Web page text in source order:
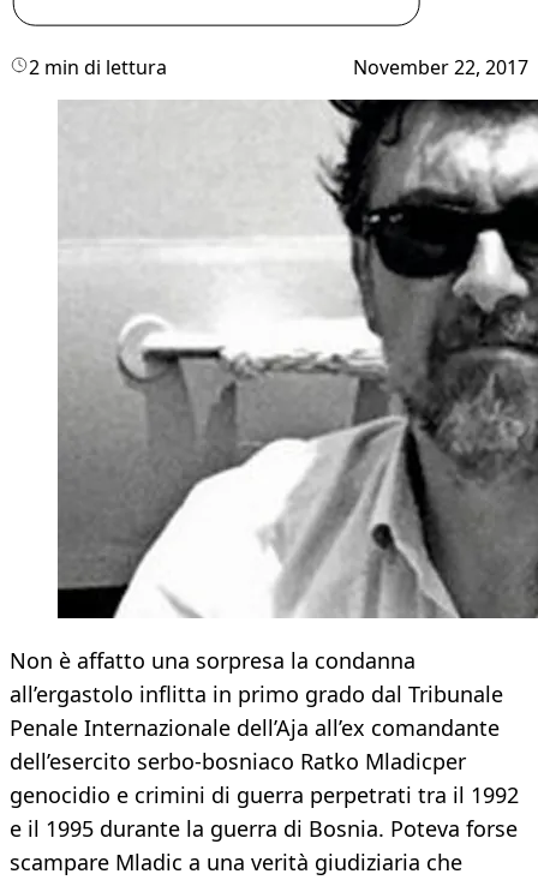
2 min di lettura November 22, 2017
Non è affatto una sorpresa la condanna
all’ergastolo inflitta in primo grado dal Tribunale
Penale Internazionale dell’Aja all’ex comandante
dell’esercito serbo-bosniaco Ratko Mladicper
genocidio e crimini di guerra perpetrati tra il 1992
e il 1995 durante la guerra di Bosnia. Poteva forse
scampare Mladic a una verità giudiziaria che